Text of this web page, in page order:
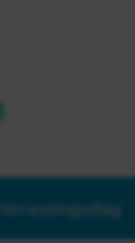
Verrassingsdag